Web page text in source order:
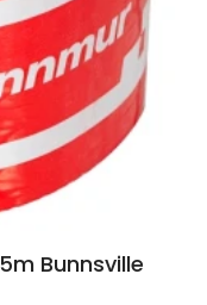
Bunnsville